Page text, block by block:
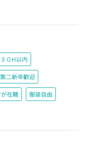
０H以内
第二新卒歓迎
在籍 服装自由